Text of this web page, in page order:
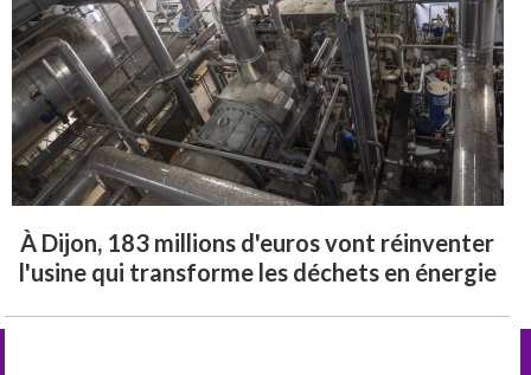
À Dijon, 183 millions d'euros vont réinventer
l'usine qui transforme les déchets en énergie